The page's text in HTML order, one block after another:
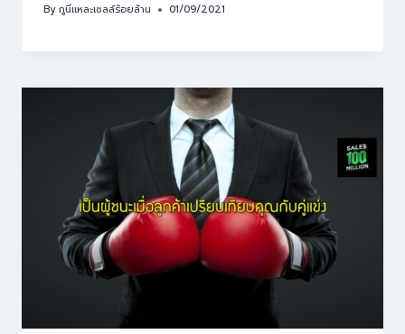
Byกูนี่แหละเซลล์ร้อยล้าน 01/09/2021